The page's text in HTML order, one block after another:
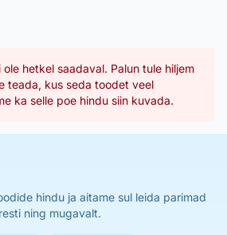
hetkel saadaval. Palun tule hiljem
teada, kus seda toodet veel
ka selle poe hindu siin kuvada.
hindu ja aitame sul leida parimad
ning mugavalt.